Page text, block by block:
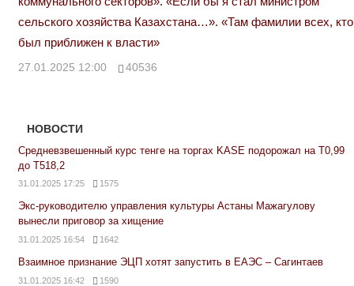
сельского хозяйства Казахстана…». «Там фамилии всех, кто
был приближен к власти»
27.01.2025 12:00 40536
НОВОСТИ
Средневзвешенный курс тенге на торгах KASE подорожал на Т0,99
до Т518,2
31.01.2025 17:25 1575
Экс-руководителю управления культуры Астаны Мажагулову
вынесли приговор за хищение
31.01.2025 16:54 1642
Взаимное признание ЭЦП хотят запустить в ЕАЭС – Сагинтаев
31.01.2025 16:42 1590